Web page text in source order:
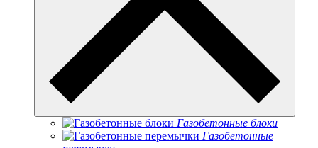
Газобетонные блоки
Газобетонные